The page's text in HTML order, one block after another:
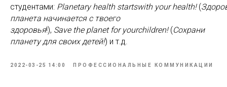
студентами: Planetary health startswith your health!(
планета начинается с твоего
здоровья!), Save the planet for yourchildren!(Сохрани
планету для своих детей!) и т.д.
2022-03-25 14:00 ПРОФЕССИОНАЛЬНЫЕ КОММУНИКАЦИИ